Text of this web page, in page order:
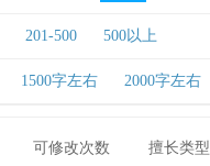
201-500 500以上
1500字左右 2000字左右
可修改次数 擅长类型